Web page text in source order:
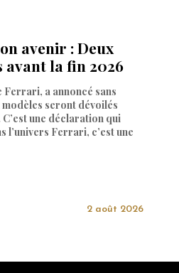
avenir : Deux
avant la fin 2026
Ferrari, a annoncé sans
seront dévoilés
C’est une déclaration qui
l’univers Ferrari, c’est une
2 août 2026